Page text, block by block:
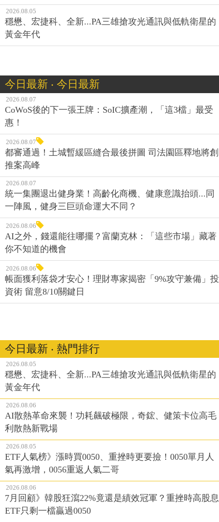
2026.08.05
穩懋、宏捷科、全新...PA三雄搶攻光通訊與低軌衛星的
黃金年代
今日最新 ‧ 今日最新
2026.08.07
CoWoS後的下一張王牌：SoIC擴產潮，「這3檔」最受
惠！
2026.08.07
都審通過！土城暫緩區縫合最後拼圖 司法園區釋地將創
推案高峰
2026.08.07
統一集團退出健身業！高齡化商機、健康意識抬頭...同
一陣風，健身三巨頭命運大不同？
2026.08.06
AI之外，錢還能往哪擺？富蘭克林：「這些市場」藏著
你不知道的機會
2026.08.06
帳面獲利落袋才安心！理財專家揭密「9%攻守兼備」投
資術 留意8/10關鍵日
今日最新 ‧ 熱門排行
2026.08.05
穩懋、宏捷科、全新...PA三雄搶攻光通訊與低軌衛星的
黃金年代
2026.08.06
AI散熱革命來襲！功耗飆破極限，奇鋐、健策卡位高毛
利散熱新戰場
2026.08.05
ETF人氣榜》漲時買0050、重挫時更要撿！0050單月人
氣再激增，0056重返人氣二哥
2026.08.06
7月回顧》韓股狂瀉22%竟還是績效冠軍？重挫時高股息
ETF只剩一檔贏過0050